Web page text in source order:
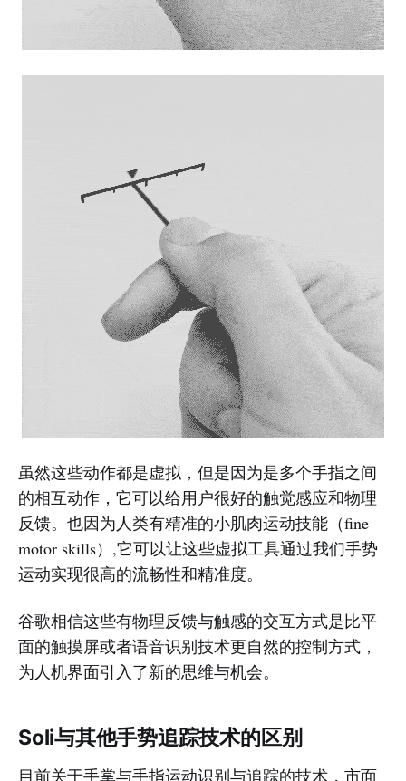
虽然这些动作都是虚拟，但是因为是多个手指之间
的相互动作，它可以给用户很好的触觉感应和物理
反馈。也因为人类有精准的小肌肉运动技能（fine
motor skills）,它可以让这些虚拟工具通过我们手势
运动实现很高的流畅性和精准度。
谷歌相信这些有物理反馈与触感的交互方式是比平
面的触摸屏或者语音识别技术更自然的控制方式，
为人机界面引入了新的思维与机会。
Soli与其他手势追踪技术的区别
目前关于手掌与手指运动识别与追踪的技术，市面